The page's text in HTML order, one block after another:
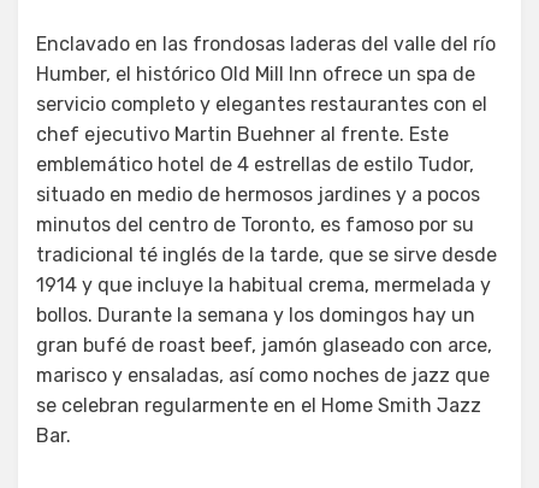
Enclavado en las frondosas laderas del valle del río
Humber, el histórico Old Mill Inn ofrece un spa de
servicio completo y elegantes restaurantes con el
chef ejecutivo Martin Buehner al frente. Este
emblemático hotel de 4 estrellas de estilo Tudor,
situado en medio de hermosos jardines y a pocos
minutos del centro de Toronto, es famoso por su
tradicional té inglés de la tarde, que se sirve desde
1914 y que incluye la habitual crema, mermelada y
bollos. Durante la semana y los domingos hay un
gran bufé de roast beef, jamón glaseado con arce,
marisco y ensaladas, así como noches de jazz que
se celebran regularmente en el Home Smith Jazz
Bar.